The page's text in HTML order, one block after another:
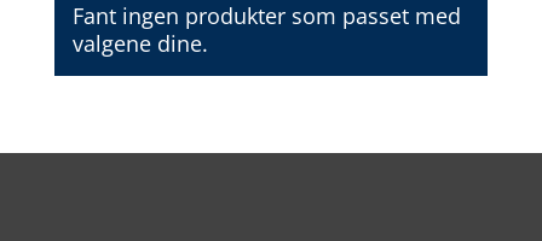
Fant ingen produkter som passet med
valgene dine.